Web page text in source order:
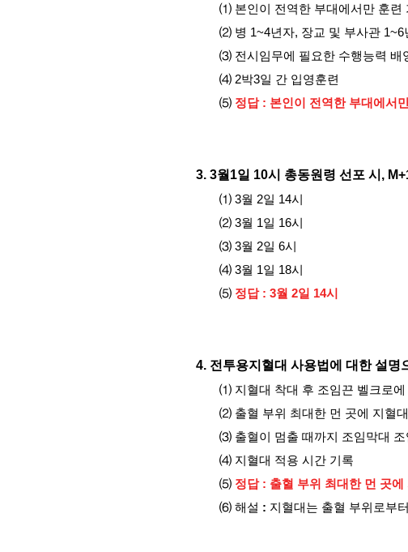
⑴ 본인이 전역한 부대에서만 훈련
⑵ 병 1~4년자, 장교 및 부사관 1~6
⑶ 전시임무에 필요한 수행능력 배
⑷ 2박3일 간 입영훈련
⑸ 정답 : 본인이 전역한 부대에서
3. 3월1일 10시 총동원령 선포 시,
⑴ 3월 2일 14시
⑵ 3월 1일 16시
⑶ 3월 2일 6시
⑷ 3월 1일 18시
⑸ 정답 : 3월 2일 14시
4. 전투용지혈대 사용법에 대한 설명
⑴ 지혈대 착대 후 조임끈 벨크로에
⑵ 출혈 부위 최대한 먼 곳에 지혈
⑶ 출혈이 멈출 때까지 조임막대 조
⑷ 지혈대 적용 시간 기록
⑸ 정답 : 출혈 부위 최대한 먼 곳에
⑹ 해설 : 지혈대는 출혈 부위로부